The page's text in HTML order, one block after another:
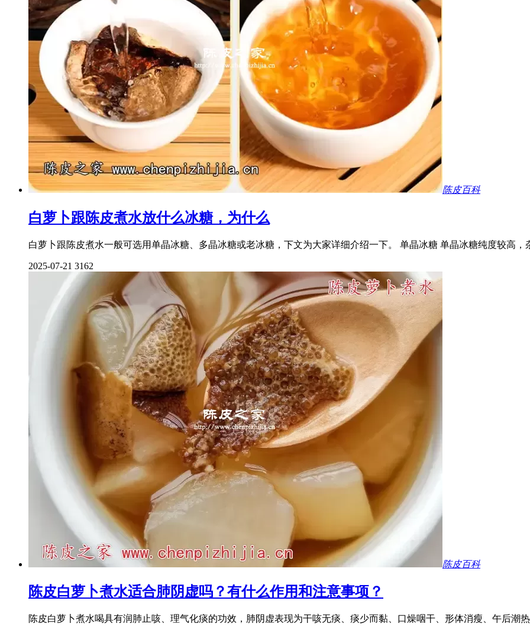
陈皮百科
白萝卜跟陈皮煮水放什么冰糖，为什么
白萝卜跟陈皮煮水一般可选用单晶冰糖、多晶冰糖或老冰糖，下文为大家详细介绍一下。 单晶冰糖 单晶冰糖纯度较高，
2025-07-21 3162
陈皮百科
陈皮白萝卜煮水适合肺阴虚吗？有什么作用和注意事项？
陈皮白萝卜煮水喝具有润肺止咳、理气化痰的功效，肺阴虚表现为干咳无痰、痰少而黏、口燥咽干、形体消瘦、午后潮